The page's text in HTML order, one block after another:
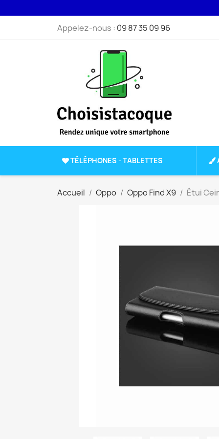
Appelez-nous : 09 87 35 09 96
TÉLÉPHONES - TABLETTES
Accueil Oppo Oppo Find X9 Étui